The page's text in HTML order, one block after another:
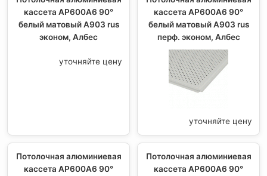
кассета AP600A6 90°
белый матовый А903 rus
эконом, Албес
уточняйте цену
кассета AP600A6 90°
белый матовый А903 rus
перф. эконом, Албес
уточняйте цену
Потолочная алюминиевая
кассета AP600A6 90°
Потолочная алюминиевая
кассета AP600A6 90°